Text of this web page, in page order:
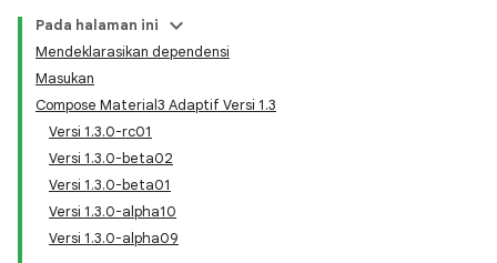
Pada halaman ini
Mendeklarasikan dependensi
Masukan
Compose Material3 Adaptif Versi 1.3
Versi 1.3.0-rc01
Versi 1.3.0-beta02
Versi 1.3.0-beta01
Versi 1.3.0-alpha10
Versi 1.3.0-alpha09